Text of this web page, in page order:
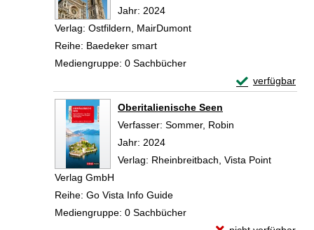
Jahr: 2024
Verlag: Ostfildern, MairDumont
Reihe: Baedeker smart
Mediengruppe: 0 Sachbücher
verfügbar
Exemplar-
Oberitalienische Seen
Verfasser: Sommer, Robin
Jahr: 2024
Verlag: Rheinbreitbach, Vista Point
Verlag GmbH
Reihe: Go Vista Info Guide
Mediengruppe: 0 Sachbücher